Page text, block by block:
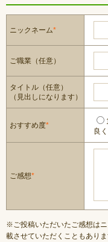
ニックネーム*
ご職業（任意）
タイトル（任意）
（見出しになります）
おすすめ度*
良
ご感想*
※ご投稿いただいたご感想は
載させていただくこともあり